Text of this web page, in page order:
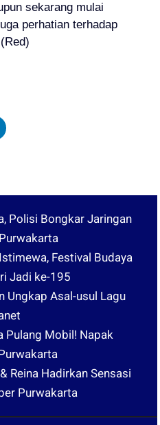
sekarang mulai
perhatian terhadap
Polisi Bongkar Jaringan
Festival Budaya
Jadi ke-195
Ungkap Asal-usul Lagu
Pulang Mobil! Napak
Reina Hadirkan Sensasi
Purwakarta